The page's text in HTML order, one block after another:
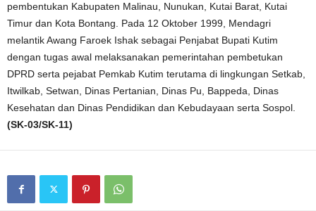
pembentukan Kabupaten Malinau, Nunukan, Kutai Barat, Kutai
Timur dan Kota Bontang. Pada 12 Oktober 1999, Mendagri
melantik Awang Faroek Ishak sebagai Penjabat Bupati Kutim
dengan tugas awal melaksanakan pemerintahan pembetukan
DPRD serta pejabat Pemkab Kutim terutama di lingkungan Setkab,
Itwilkab, Setwan, Dinas Pertanian, Dinas Pu, Bappeda, Dinas
Kesehatan dan Dinas Pendidikan dan Kebudayaan serta Sospol.
(SK-03/SK-11)